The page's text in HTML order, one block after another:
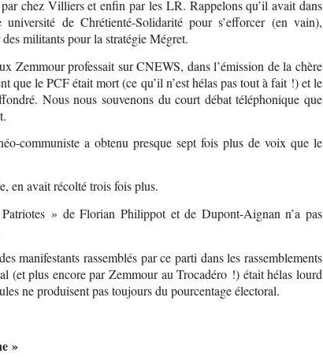
chez Villiers et enfin par les LR. Rappelons qu’il avait dans
de Chrétienté-Solidarité pour s’efforcer (en vain),
militants pour la stratégie Mégret.
Zemmour professait sur CNEWS, dans l’émission de la chère
que le PCF était mort (ce qu’il n’est hélas pas tout à fait !) et le
Nous nous souvenons du court débat téléphonique que
communiste a obtenu presque sept fois plus de voix que le
en avait récolté trois fois plus.
» de Florian Philippot et de Dupont-Aignan n’a pas
manifestants rassemblés par ce parti dans les rassemblements
(et plus encore par Zemmour au Trocadéro !) était hélas lourd
ne produisent pas toujours du pourcentage électoral.
»